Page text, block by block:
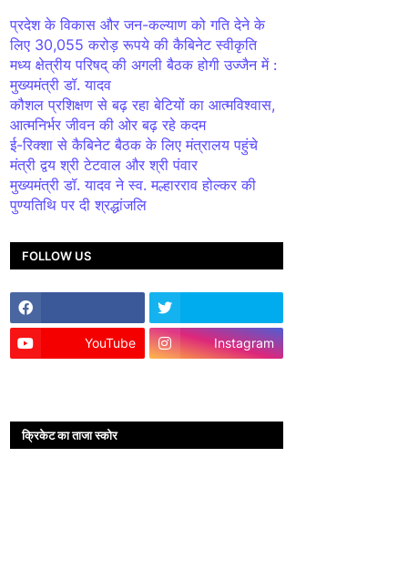
प्रदेश के विकास और जन-कल्याण को गति देने के
लिए 30,055 करोड़ रूपये की कैबिनेट स्वीकृति
मध्य क्षेत्रीय परिषद् की अगली बैठक होगी उज्जैन में :
मुख्यमंत्री डॉ. यादव
कौशल प्रशिक्षण से बढ़ रहा बेटियों का आत्मविश्वास,
आत्मनिर्भर जीवन की ओर बढ़ रहे कदम
ई-रिक्शा से कैबिनेट बैठक के लिए मंत्रालय पहुंचे
मंत्री द्वय श्री टेटवाल और श्री पंवार
मुख्यमंत्री डॉ. यादव ने स्व. मल्हारराव होल्कर की
पुण्यतिथि पर दी श्रद्धांजलि
FOLLOW US
YouTube Instagram
क्रिकेट का ताजा स्कोर